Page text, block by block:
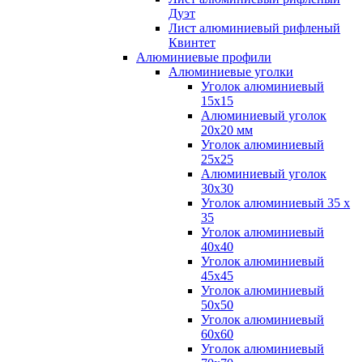
Дуэт
Лист алюминиевый рифленый
Квинтет
Алюминиевые профили
Алюминиевые уголки
Уголок алюминиевый
15х15
Алюминиевый уголок
20х20 мм
Уголок алюминиевый
25х25
Алюминиевый уголок
30х30
Уголок алюминиевый 35 х
35
Уголок алюминиевый
40х40
Уголок алюминиевый
45х45
Уголок алюминиевый
50х50
Уголок алюминиевый
60х60
Уголок алюминиевый